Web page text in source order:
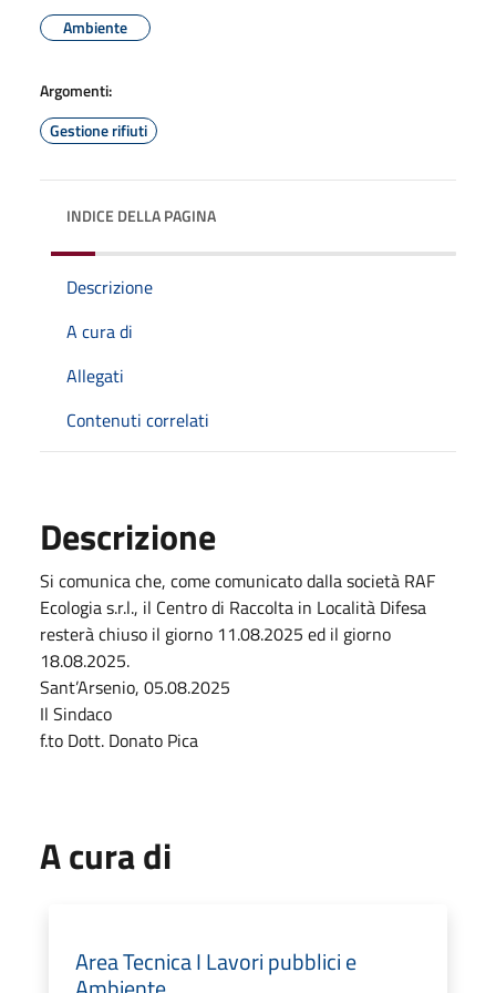
Ambiente
Argomenti:
Gestione rifiuti
INDICE DELLA PAGINA
Descrizione
A cura di
Allegati
Contenuti correlati
Descrizione
Si comunica che, come comunicato dalla società RAF
Ecologia s.r.l., il Centro di Raccolta in Località Difesa
resterà chiuso il giorno 11.08.2025 ed il giorno
18.08.2025.
Sant’Arsenio, 05.08.2025
Il Sindaco
f.to Dott. Donato Pica
A cura di
Area Tecnica I Lavori pubblici e